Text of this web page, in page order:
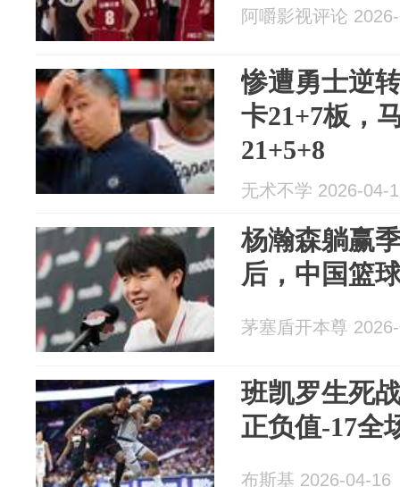
阿嚼影视评论
惨遭勇士逆
卡21+7板，
21+5+8
无术不学 2026-04-
杨瀚森躺赢
后，中国篮
茅塞盾开本尊
班凯罗生死
正负值-17全
布斯基 2026-04-16